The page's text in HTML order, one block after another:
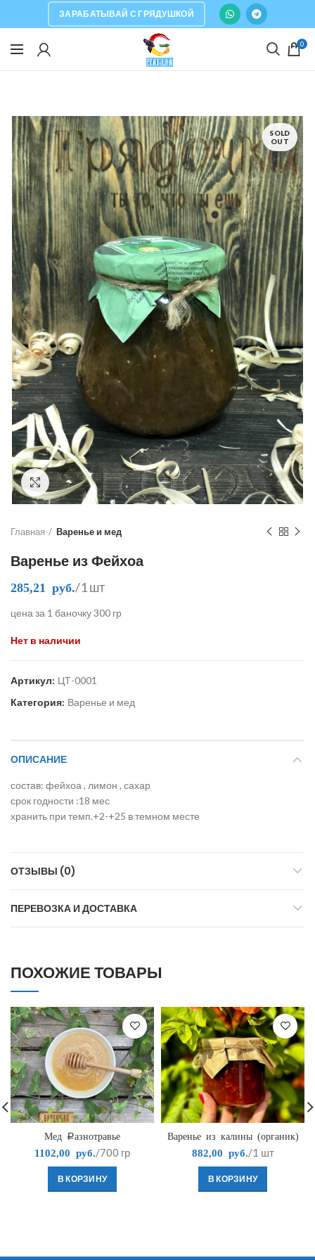
ЗАРАБАТЫВАЙ С ГРЯДУШКОЙ
0
SOLD
OUT
Click to enlarge
Главная Варенье и мед
Варенье из Фейхоа
285,21 руб. /1 шт
цена за 1 баночку 300 гр
Нет в наличии
Артикул: ЦТ-0001
Категория: Варенье и мед
ОПИСАНИЕ
состав: фейхоа , лимон , сахар
срок годности :18 мес
хранить при темп.+2-+25 в темном месте
ОТЗЫВЫ (0)
ПЕРЕВОЗКА И ДОСТАВКА
ПОХОЖИЕ ТОВАРЫ
Мед Разнотравье
1102,00 руб. /700 гр
В КОРЗИНУ
Варенье из калины (органик)
882,00 руб. /1 шт
В КОРЗИНУ